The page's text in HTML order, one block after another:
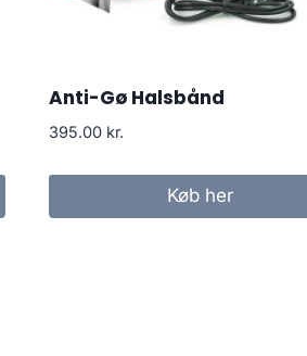
Anti-Gø Halsbånd
395.00 kr.
Køb her